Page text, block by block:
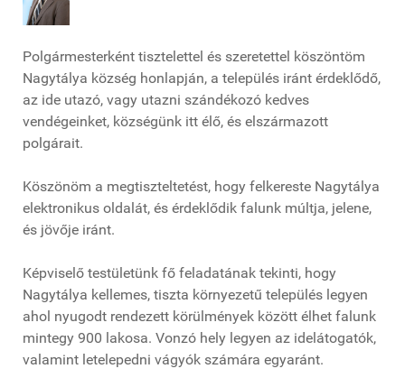
Polgármesterként tisztelettel és szeretettel köszöntöm
Nagytálya község honlapján, a település iránt érdeklődő,
az ide utazó, vagy utazni szándékozó kedves
vendégeinket, községünk itt élő, és elszármazott
polgárait.
Köszönöm a megtiszteltetést, hogy felkereste Nagytálya
elektronikus oldalát, és érdeklődik falunk múltja, jelene,
és jövője iránt.
Képviselő testületünk fő feladatának tekinti, hogy
Nagytálya kellemes, tiszta környezetű település legyen
ahol nyugodt rendezett körülmények között élhet falunk
mintegy 900 lakosa. Vonzó hely legyen az idelátogatók,
valamint letelepedni vágyók számára egyaránt.